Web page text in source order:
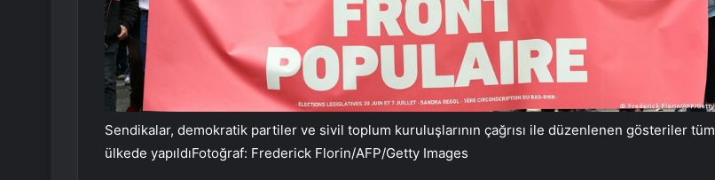
Sendikalar, demokratik partiler ve sivil toplum kuruluşlarının çağrısı ile düzenlenen gösteriler tüm
ülkede yapıldıFotoğraf: Frederick Florin/AFP/Getty Images